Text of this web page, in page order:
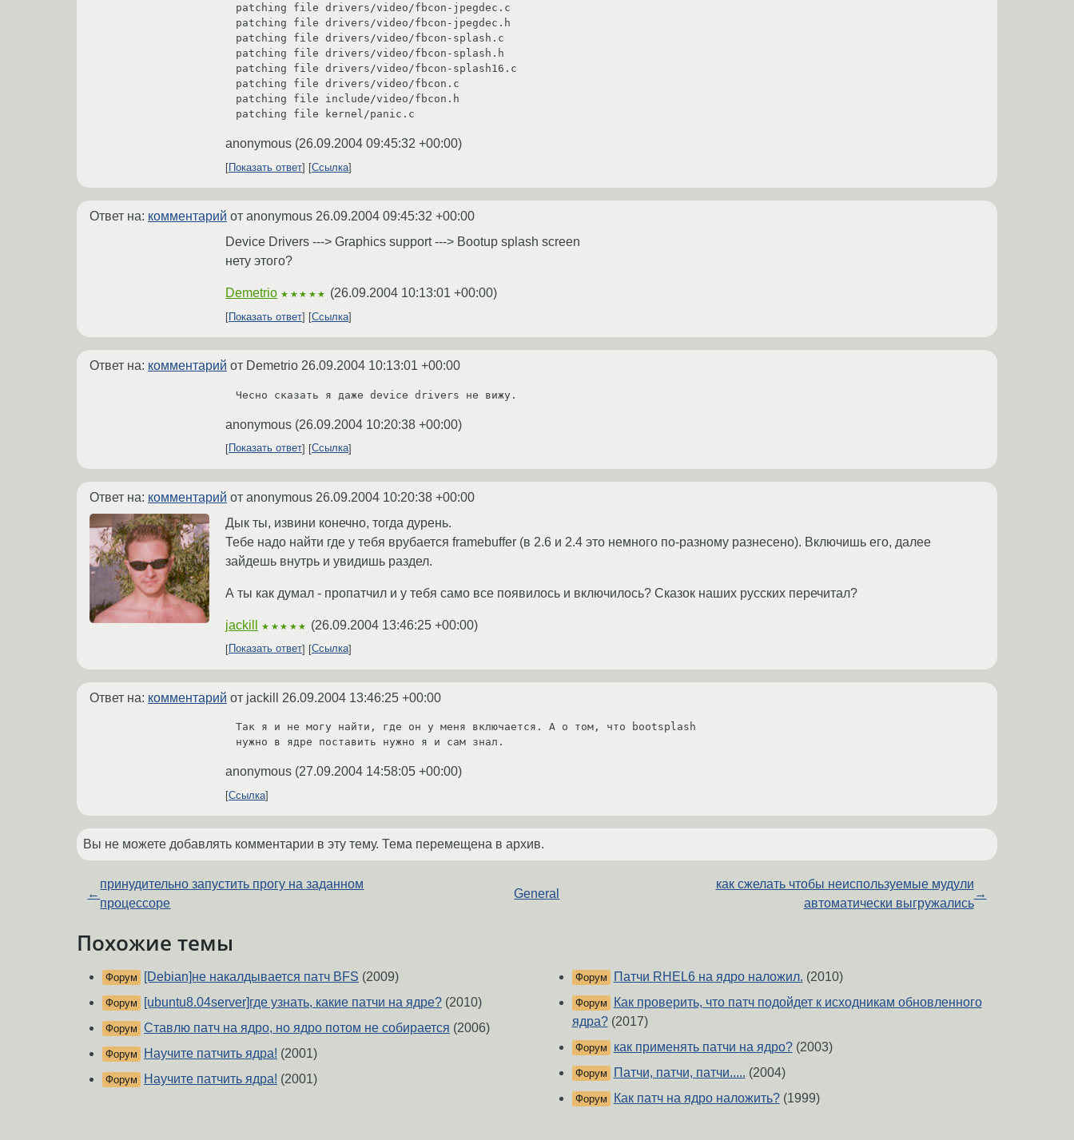
patching file drivers/video/fbcon-jpegdec.c
patching file drivers/video/fbcon-jpegdec.h
patching file drivers/video/fbcon-splash.c
patching file drivers/video/fbcon-splash.h
patching file drivers/video/fbcon-splash16.c
patching file drivers/video/fbcon.c
patching file include/video/fbcon.h
patching file kernel/panic.c
anonymous (26.09.2004 09:45:32 +00:00)
Показать ответ Ссылка
Ответ на: комментарий от anonymous 26.09.2004 09:45:32 +00:00
Device Drivers ---> Graphics support ---> Bootup splash screen
нету этого?
Demetrio ★★★★★ (26.09.2004 10:13:01 +00:00)
Показать ответ Ссылка
Ответ на: комментарий от Demetrio 26.09.2004 10:13:01 +00:00
Чесно сказать я даже device drivers не вижу.
anonymous (26.09.2004 10:20:38 +00:00)
Показать ответ Ссылка
Ответ на: комментарий от anonymous 26.09.2004 10:20:38 +00:00
Дык ты, извини конечно, тогда дурень.
Тебе надо найти где у тебя врубается framebuffer (в 2.6 и 2.4 это немного по-разному разнесено). Включишь его, далее
зайдешь внутрь и увидишь раздел.
А ты как думал - пропатчил и у тебя само все появилось и включилось? Сказок наших русских перечитал?
jackill ★★★★★ (26.09.2004 13:46:25 +00:00)
Показать ответ Ссылка
Ответ на: комментарий от jackill 26.09.2004 13:46:25 +00:00
Так я и не могу найти, где он у меня включается. А о том, что bootsplash
anonymous (27.09.2004 14:58:05 +00:00)
Ссылка
Вы не можете добавлять комментарии в эту тему. Тема перемещена в архив.
←
принудительно запустить прогу на заданном
процессоре
General
как сжелать чтобы неиспользуемые мудули
автоматически выгружались
→
Похожие темы
Форум [Debian]не накалдывается патч BFS (2009)
Форум [ubuntu8.04server]где узнать, какие патчи на ядре? (2010)
Форум Ставлю патч на ядро, но ядро потом не собирается (2006)
Форум Научите патчить ядра! (2001)
Форум Научите патчить ядра! (2001)
Форум Патчи RHEL6 на ядро наложил. (2010)
Форум
Как проверить, что патч подойдет к исходникам обновленного
ядра?(2017)
Форум как применять патчи на ядро?(2003)
Форум Патчи, патчи, патчи..... (2004)
Форум Как патч на ядро наложить?(1999)